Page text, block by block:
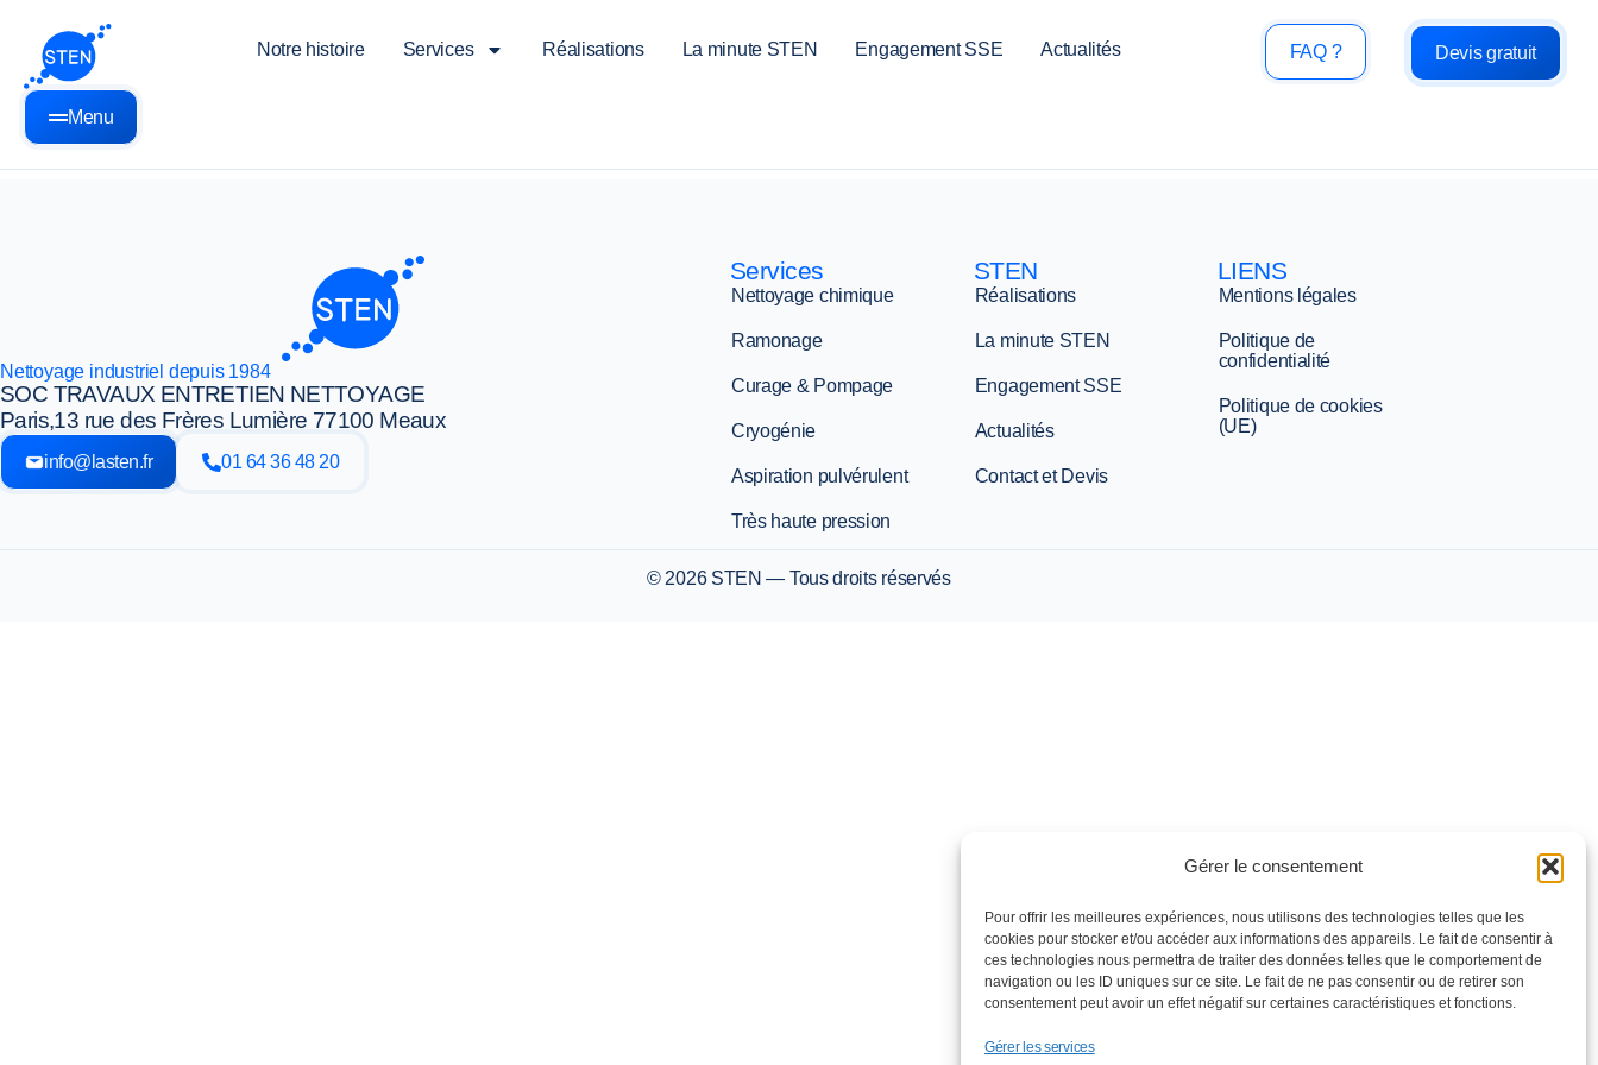
Gérer le consentement
Pour offrir les meilleures expériences, nous utilisons des technologies telles que les
cookies pour stocker et/ou accéder aux informations des appareils. Le fait de consentir à
ces technologies nous permettra de traiter des données telles que le comportement de
navigation ou les ID uniques sur ce site. Le fait de ne pas consentir ou de retirer son
consentement peut avoir un effet négatif sur certaines caractéristiques et fonctions.
Gérer les services
Menu
Notre histoire Services Réalisations La minute STEN Engagement SSE Actualités FAQ ? Devis gratuit
Nettoyage industriel depuis 1984
SOC TRAVAUX ENTRETIEN NETTOYAGE
Paris,13 rue des Frères Lumière 77100 Meaux
info@lasten.fr 01 64 36 48 20
Services
Nettoyage chimique
Ramonage
Curage & Pompage
Cryogénie
Aspiration pulvérulent
Très haute pression
STEN
Réalisations
La minute STEN
Engagement SSE
Actualités
Contact et Devis
LIENS
Mentions légales
Politique de
confidentialité
Politique de cookies
(UE)
© 2026 STEN — Tous droits réservés